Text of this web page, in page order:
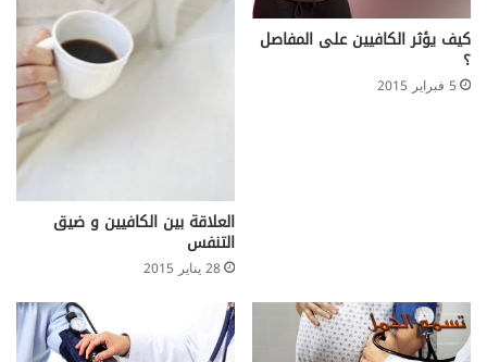
كيف يؤثر الكافيين على المفاصل
؟
5 فبراير 2015
العلاقة بين الكافيين و ضيق
التنفس
28 يناير 2015